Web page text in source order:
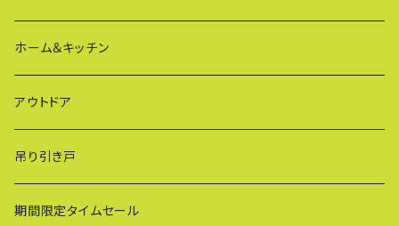
ザ・クランプ
蝶ボルト
建築補材
ホーム＆キッチン
アウトドア
吊り引き戸
期間限定タイムセール